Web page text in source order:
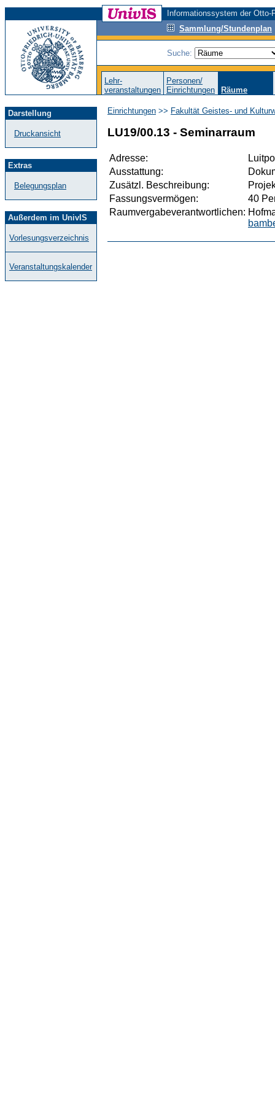
Informationssystem der
Sammlung/Stundenplan
Suche:
Lehr-
veranstaltungen
Personen/
Einrichtungen
Räume
Darstellung
Druckansicht
Extras
Belegungsplan
Außerdem im UnivIS
Vorlesungsverzeichnis
Veranstaltungskalender
Einrichtungen >> Fakultät Geistes- und
LU19/00.13 - Seminarraum
Adresse:
Ausstattung:
Zusätzl. Beschreibung:
Fassungsvermögen:
40
Raumvergabeverantwortlichen: